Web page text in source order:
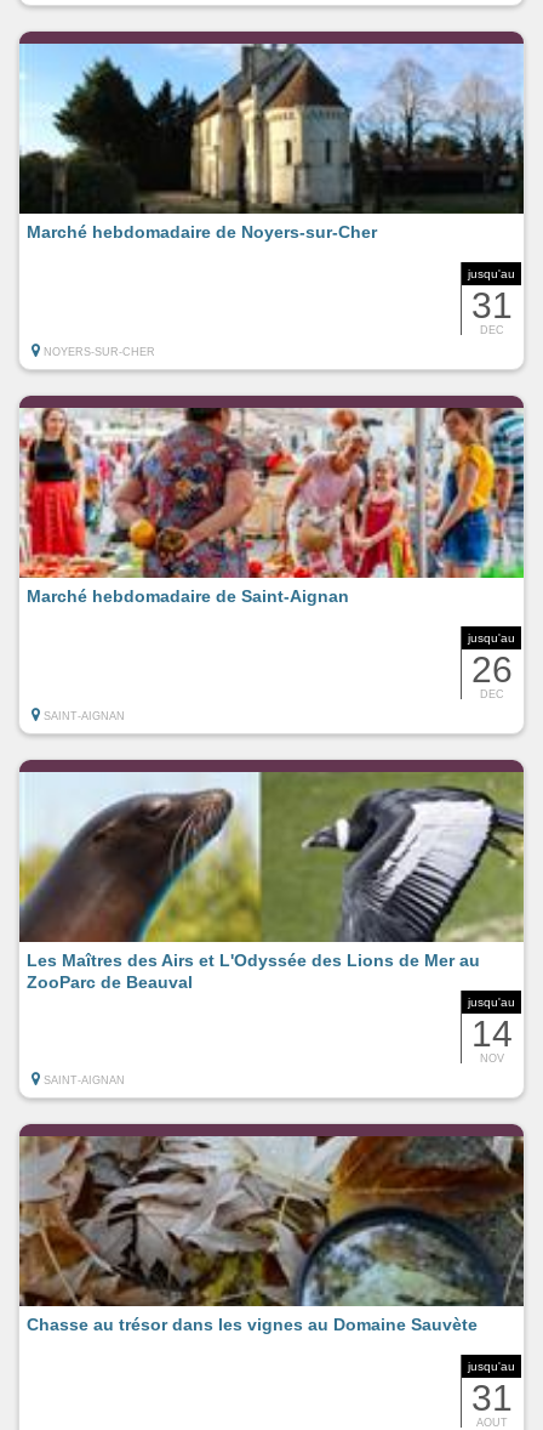
jusqu'au
31
DEC
Marché hebdomadaire de Noyers-sur-Cher
NOYERS-SUR-CHER
jusqu'au
26
DEC
Marché hebdomadaire de Saint-Aignan
SAINT-AIGNAN
jusqu'au
14
NOV
Les Maîtres des Airs et L'Odyssée des Lions de Mer au
ZooParc de Beauval
SAINT-AIGNAN
jusqu'au
31
AOUT
Chasse au trésor dans les vignes au Domaine Sauvète